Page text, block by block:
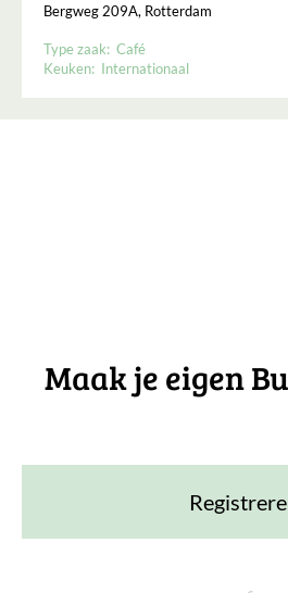
Bergweg 209A, Rotterdam
Type zaak: Café
Keuken: Internationaal
Maak je eigen